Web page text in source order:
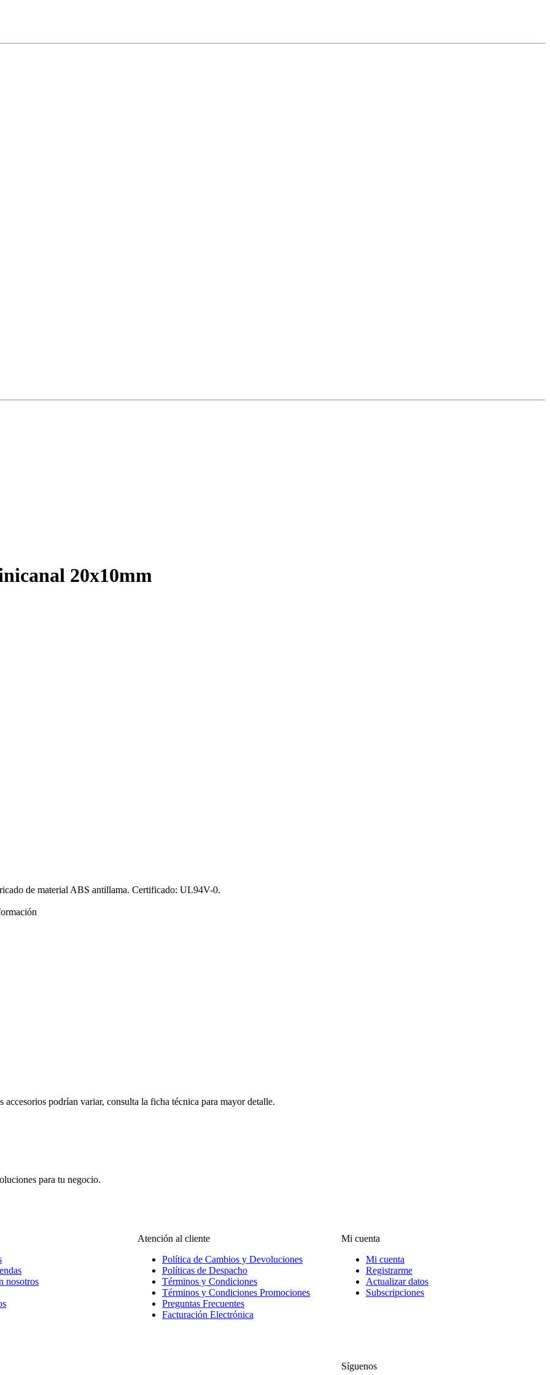
20x10mm
de material ABS antillama. Certificado: UL94V-0.
podrían variar, consulta la ficha técnica para mayor detalle.
para tu negocio.
nosotros
Atención al cliente
Política de Cambios y Devoluciones
Políticas de Despacho
Términos y Condiciones
Términos y Condiciones Promociones
Preguntas Frecuentes
Facturación Electrónica
Mi cuenta
Mi cuenta
Registrarme
Actualizar datos
Subscripciones
Síguenos